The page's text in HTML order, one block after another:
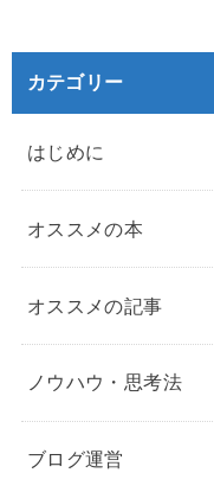
カテゴリー
はじめに
オススメの本
オススメの記事
ノウハウ・思考法
ブログ運営